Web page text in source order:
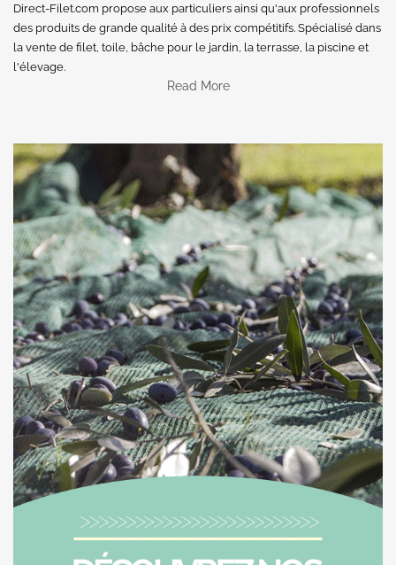
Direct-Filet.com propose aux particuliers ainsi qu'aux professionnels
des produits de grande qualité à des prix compétitifs. Spécialisé dans
la vente de filet, toile, bâche pour le jardin, la terrasse, la piscine et
l'élevage.
Read More